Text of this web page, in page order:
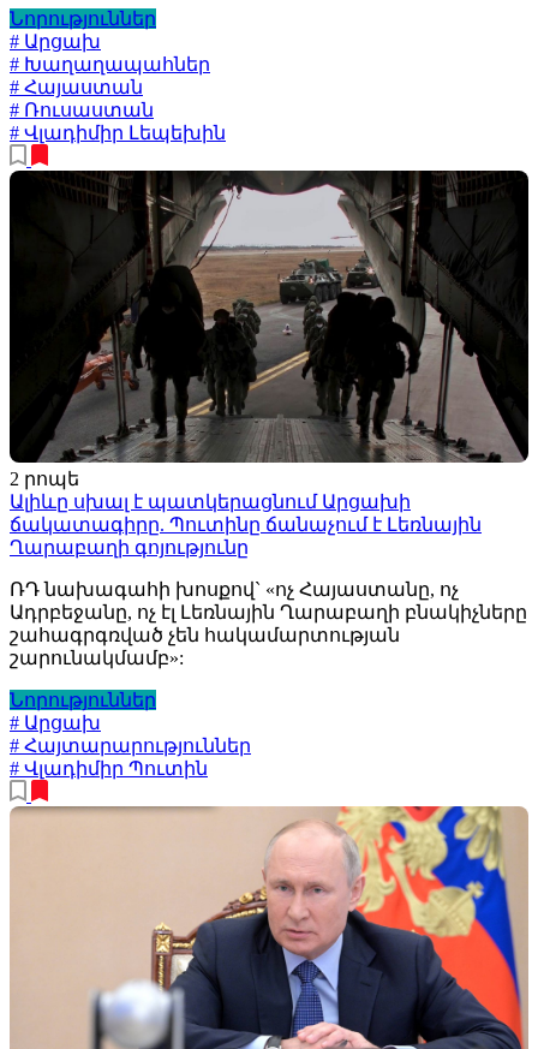
Նորություններ
# Արցախ
# Խաղաղապահներ
# Հայաստան
# Ռուսաստան
# Վլադիմիր Լեպեխին
2 րոպե
Ալիևը սխալ է պատկերացնում Արցախի
ճակատագիրը. Պուտինը ճանաչում է Լեռնային
Ղարաբաղի գոյությունը
ՌԴ նախագահի խոսքով` «ոչ Հայաստանը, ոչ
Ադրբեջանը, ոչ էլ Լեռնային Ղարաբաղի բնակիչները
շահագրգռված չեն հակամարտության
շարունակմամբ»:
Նորություններ
# Արցախ
# Հայտարարություններ
# Վլադիմիր Պուտին